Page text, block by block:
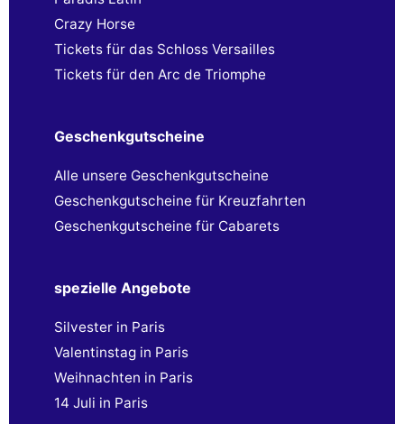
Crazy Horse
Tickets für das Schloss Versailles
Tickets für den Arc de Triomphe
Geschenkgutscheine
Alle unsere Geschenkgutscheine
Geschenkgutscheine für Kreuzfahrten
Geschenkgutscheine für Cabarets
spezielle Angebote
Silvester in Paris
Valentinstag in Paris
Weihnachten in Paris
14 Juli in Paris